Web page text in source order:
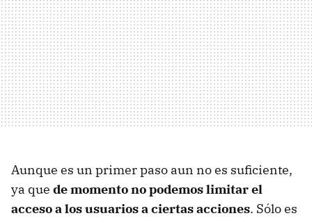
Aunque es un primer paso aun no es suficiente,
ya que de momento no podemos limitar el
acceso a los usuarios a ciertas acciones. Sólo es